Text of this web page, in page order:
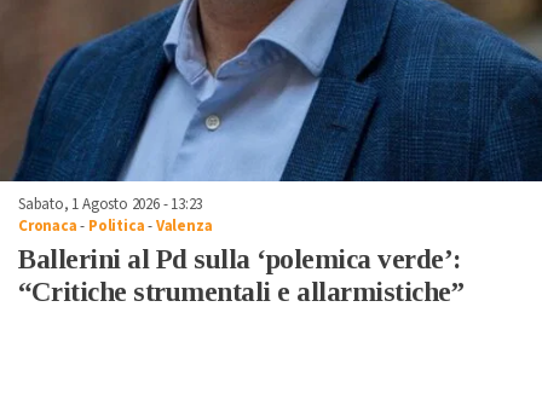
Sabato, 1 Agosto 2026 - 13:23
Cronaca- Politica-Valenza
Ballerini al Pd sulla ‘polemica verde’:
“Critiche strumentali e allarmistiche”